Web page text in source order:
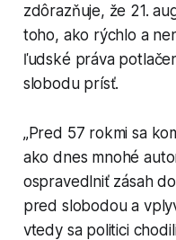
zdôrazňuje, že 21.
toho, ako rýchlo a
ľudské práva
slobodu prísť.
„Pred 57 rokmi sa
ako dnes mnohé
ospravedlniť zásah
pred slobodou a
vtedy sa politici